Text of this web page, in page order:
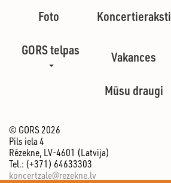
Foto Koncertieraksti
GORS telpas
Vakances
Mūsu draugi
© GORS 2026
Pils iela 4
Rēzekne, LV-4601 (Latvija)
Tel.: (+371) 64633303
koncertzale@rezekne.lv